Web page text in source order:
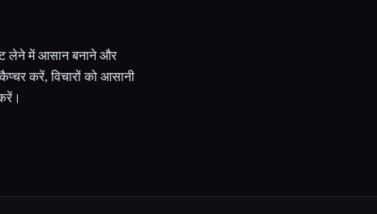
लेने में आसान बनाने और
करें, विचारों को आसानी